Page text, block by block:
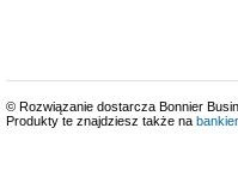
© Rozwiązanie dostarcza Bonnier
Produkty te znajdziesz także na